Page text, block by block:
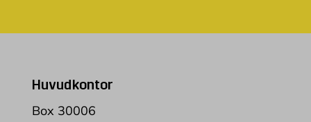
Huvudkontor
Box 30006